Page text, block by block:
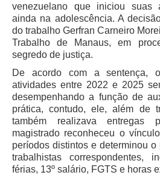
Comitê de Prevenção e
Moral, do Assédio Sexual e da
Comissão Permanente de
Comitê Gestor do Plano de
no Âmbito do TRT11
Grupo Operacional do Centro
Comitê de Equidade de Raça,
Comitê PopRuaJud
Comissão de Justiça Itinerante
Comissão Permanente de
venezuelano que iniciou suas
ainda na adolescência. A
do trabalho Gerfran Carneiro
Trabalho de Manaus, em
segredo de justiça.
De acordo com a sentença,
atividades entre 2022 e 2025
desempenhando a função de
prática, contudo, ele, além de
também realizava entregas
magistrado reconheceu o
períodos distintos e determinou
trabalhistas correspondentes,
férias, 13º salário, FGTS e horas